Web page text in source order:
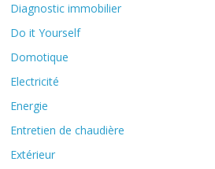
Diagnostic immobilier
Do it Yourself
Domotique
Electricité
Energie
Entretien de chaudière
Extérieur